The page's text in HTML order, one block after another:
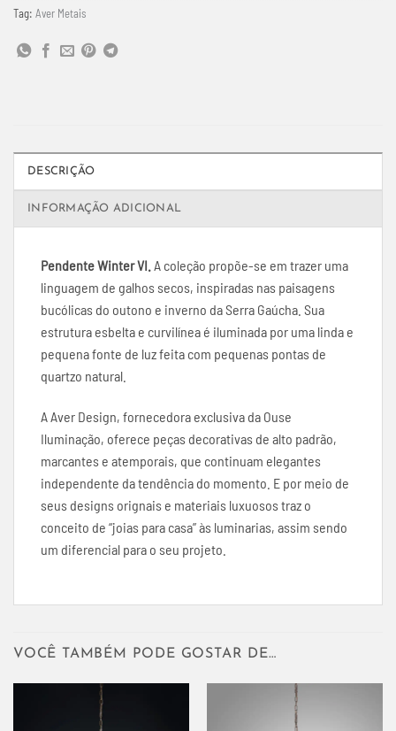
Tag: Aver Metais
DESCRIÇÃO
INFORMAÇÃO ADICIONAL
Pendente Winter VI. A coleção propõe-se em trazer uma
linguagem de galhos secos, inspiradas nas paisagens
bucólicas do outono e inverno da Serra Gaúcha. Sua
estrutura esbelta e curvilínea é iluminada por uma linda e
pequena fonte de luz feita com pequenas pontas de
quartzo natural.
A Aver Design, fornecedora exclusiva da Ouse
Iluminação, oferece peças decorativas de alto padrão,
marcantes e atemporais, que continuam elegantes
independente da tendência do momento. E por meio de
seus designs orignais e materiais luxuosos traz o
conceito de “joias para casa” às luminarias, assim sendo
um diferencial para o seu projeto.
VOCÊ TAMBÉM PODE GOSTAR DE…